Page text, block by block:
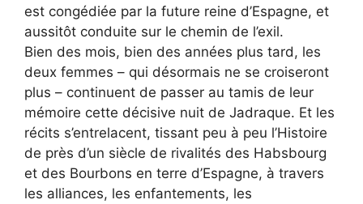
est congédiée par la future reine d’Espagne, et
aussitôt conduite sur le chemin de l’exil.
Bien des mois, bien des années plus tard, les
deux femmes – qui désormais ne se croiseront
plus – continuent de passer au tamis de leur
mémoire cette décisive nuit de Jadraque. Et les
récits s’entrelacent, tissant peu à peu l’Histoire
de près d’un siècle de rivalités des Habsbourg
et des Bourbons en terre d’Espagne, à travers
les alliances, les enfantements, les